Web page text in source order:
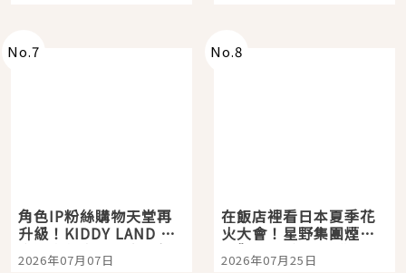
No.7
角色IP粉絲購物天堂再
升級！KIDDY LAND 原
宿店吉伊卡哇迎客，新
開幕 OMOKADO 店3分
2026年07月07日
No.8
在飯店裡看日本夏季花
火大會！星野集團煙火
景觀飯店6選，讓你不用
人擠人悠閒欣賞
2026年07月25日